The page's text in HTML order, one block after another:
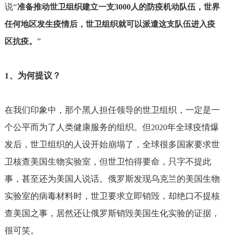
说“准备推动世卫组织建立一支3000人的防疫机动队伍，世界
任何地区发生疫情后，世卫组织就可以派遣这支队伍进入疫
区抗疫。 ”
1、为何提议？
在我们印象中，那个黑人担任领导的世卫组织，一定是一
个公平而为了人类健康服务的组织。但2020年全球疫情爆
发后，世卫组织的人设开始崩塌了，全球很多国家要求世
卫核查美国生物实验室，但世卫怕得要命，只字不提此
事，甚至还为美国人说话。俄罗斯发现乌克兰的美国生物
实验室的病毒材料时，世卫要求立即销毁，却绝口不提核
查美国之事，居然还让俄罗斯销毁美国生化实验的证据，
很可笑。